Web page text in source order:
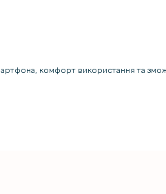
комфорт використання та